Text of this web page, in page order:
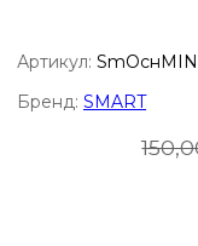
Артикул:
Бренд: SMART